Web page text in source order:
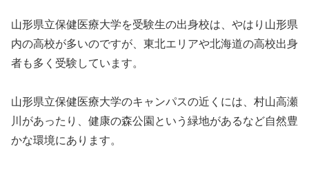
山形県立保健医療大学を受験生の出身校は、やはり山形県
内の高校が多いのですが、東北エリアや北海道の高校出身
者も多く受験しています。
山形県立保健医療大学のキャンパスの近くには、村山高瀬
川があったり、健康の森公園という緑地があるなど自然豊
かな環境にあります。